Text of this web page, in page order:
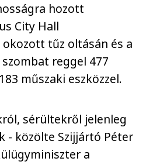
hozott
City Hall
tűz oltásán és a
reggel 477
műszaki eszközzel.
sérültekről jelenleg
- közölte Szijjártó Péter
a